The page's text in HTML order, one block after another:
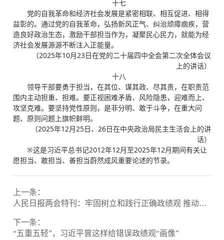
十七
党的自我革命和经济社会发展是紧密相联、相互促进、相得
益彰的。通过党的自我革命，弘扬新风正气、纠治顽瘴痼疾，营
造良好政治生态，激励干部担当作为，凝聚民心民力，就能为经
济社会发展源源不断注入正能量。
（2025年10月23日在党的二十届四中全会第二次全体会议
上的讲话）
十八
领导干部要勇于担当，在其位、谋其政、尽其责，在职责范
围内主动担重、担难。要正视困难矛盾、风险隐患，迎难而上、
攻坚克难。要坚持党性原则，是非分明、敢于斗争，在重大问
题、原则问题上旗帜鲜明。
（2025年12月25日、26日在中央政治局民主生活会上的讲
话）
※这是习近平总书记2012年12月至2025年12月期间有关让
愿担当、敢担当、善担当蔚然成风重要论述的节录。
上一条：
人民日报两会特刊：牢固树立和践行正确政绩观 推动实现“十五五”良好开局
下一条：
“五重五轻”，习近平曾这样给错误政绩观“画像”